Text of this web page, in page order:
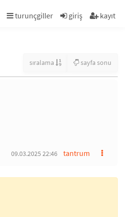
turunçgiller giriş kayıt
sıralama sayfa sonu
tantrum
09.03.2025 22:46